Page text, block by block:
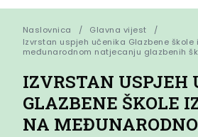
Naslovnica
Glavna vijest
Izvrstan uspjeh učenika Glazbene škole
međunarodnom natjecanju glazbenih
IZVRSTAN USPJEH
GLAZBENE ŠKOLE
NA